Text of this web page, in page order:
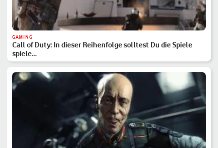
GAMING
Call of Duty: In dieser Reihenfolge solltest Du die Spiele
spiele…